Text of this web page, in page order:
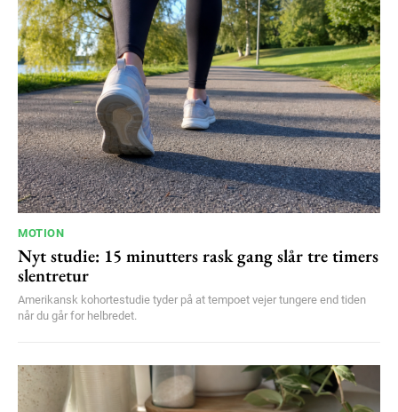
MOTION
Nyt studie: 15 minutters rask gang slår tre timers
slentretur
Amerikansk kohortestudie tyder på at tempoet vejer tungere end tiden
når du går for helbredet.